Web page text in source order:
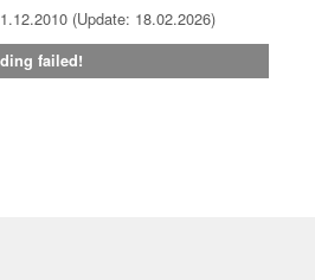
(Update: 18.02.2026)
failed!